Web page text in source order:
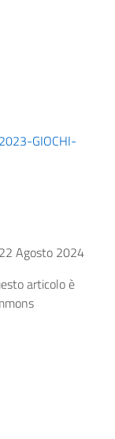
GIOCHI-
22 Agosto 2024
articolo è